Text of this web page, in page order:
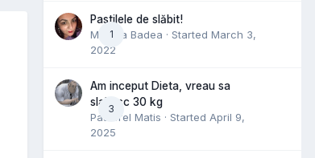
1
Pastilele de slăbit!
Monica Badea · Started March 3,
2022
3
Am inceput Dieta, vreau sa
slabesc 30 kg
Pastorel Matis · Started April 9,
2025